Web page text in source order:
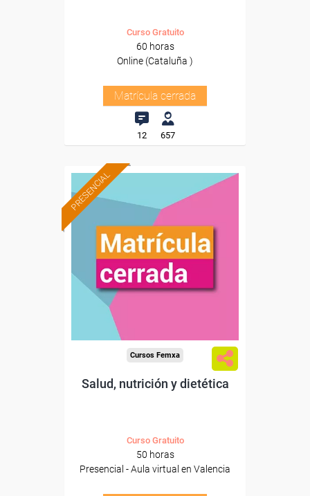
Curso Gratuito
60 horas
Online (Cataluña )
Matrícula cerrada
12 657
PRESENCIAL
Cursos Femxa
Salud, nutrición y dietética
Curso Gratuito
50 horas
Presencial - Aula virtual en Valencia